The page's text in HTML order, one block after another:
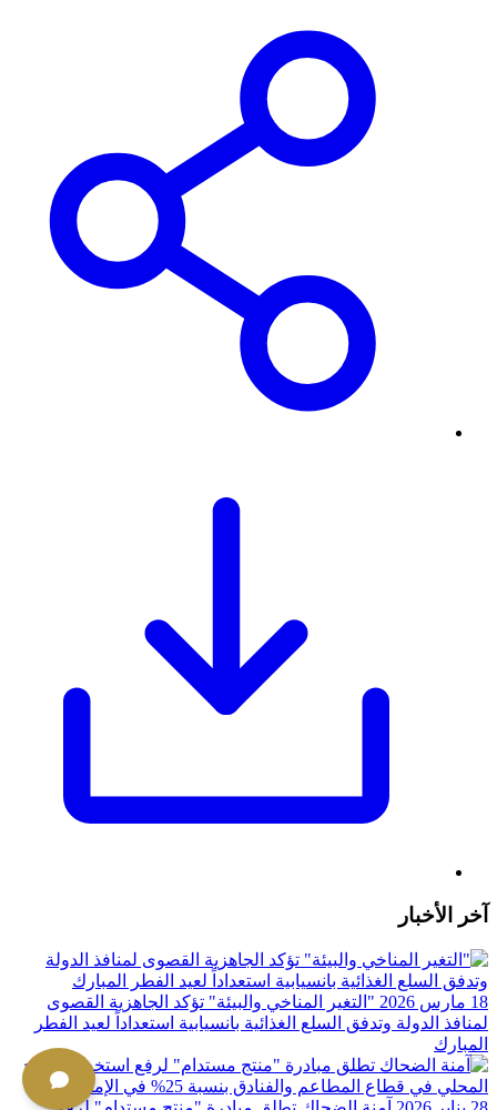
آخر الأخبار
18 مارس 2026
"التغير المناخي والبيئة" تؤكد الجاهزية القصوى
لمنافذ الدولة وتدفق السلع الغذائية بانسيابية استعداداً لعيد الفطر
المبارك